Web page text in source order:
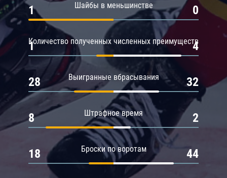
Шайбы в меньшинстве
1 0
Количество полученных численных преимуществ
1 4
Выигранные вбрасывания
28 32
Штрафное время
8 2
Броски по воротам
18 44